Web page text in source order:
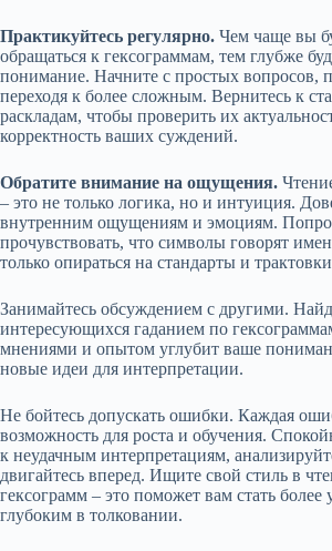
Практикуйтесь регулярно. Чем чаще вы
обращаться к гексограммам, тем глубже
понимание. Начните с простых вопросов,
переходя к более сложным. Вернитесь к
раскладам, чтобы проверить их
корректность ваших суждений.
Обратите внимание на ощущения.
– это не только логика, но и интуиция.
внутренним ощущениям и эмоциям.
прочувствовать, что символы говорят
только опираться на стандарты и
Занимайтесь обсуждением с другими.
интересующихся гаданием по
мнениями и опытом углубит ваше
новые идеи для интерпретации.
Не бойтесь допускать ошибки. Каждая
возможность для роста и обучения.
к неудачным интерпретациям,
двигайтесь вперед. Ищите свой стиль в
гексограмм – это поможет вам стать
глубоким в толковании.